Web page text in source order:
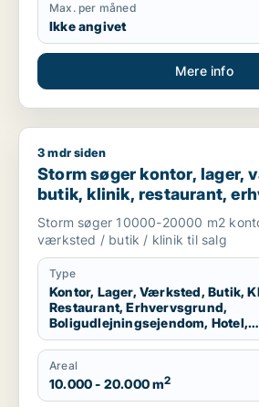
Max. per måned
Ikke angivet
Mere info
Storm søger kontor, lager,
3 mdr siden
Storm søger kontor, lager,
butik, klinik, restaurant,
boligudlejningsejendom,
produktionslokaler eller
Vallensbæk, Ballerup eller
Storm søger 10000-20000 m2
værksted / butik / klinik til salg
Type
Kontor, Lager, Værksted, Butik,
Restaurant, Erhvervsgrund,
Boligudlejningsejendom, Hotel,
Produktionslokaler, Garage
Areal
10.000 - 20.000 m2